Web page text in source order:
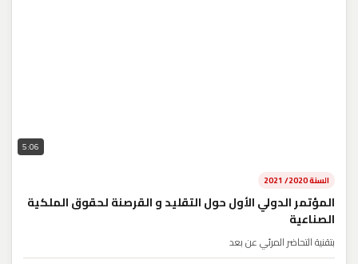
5:06
السنة 2020/ 2021
المؤتمر الدولي الأول حول التقليد و القرصنة لحقوق الملكية
الصناعية
بتقنية التحاضر المرئي عن بعد